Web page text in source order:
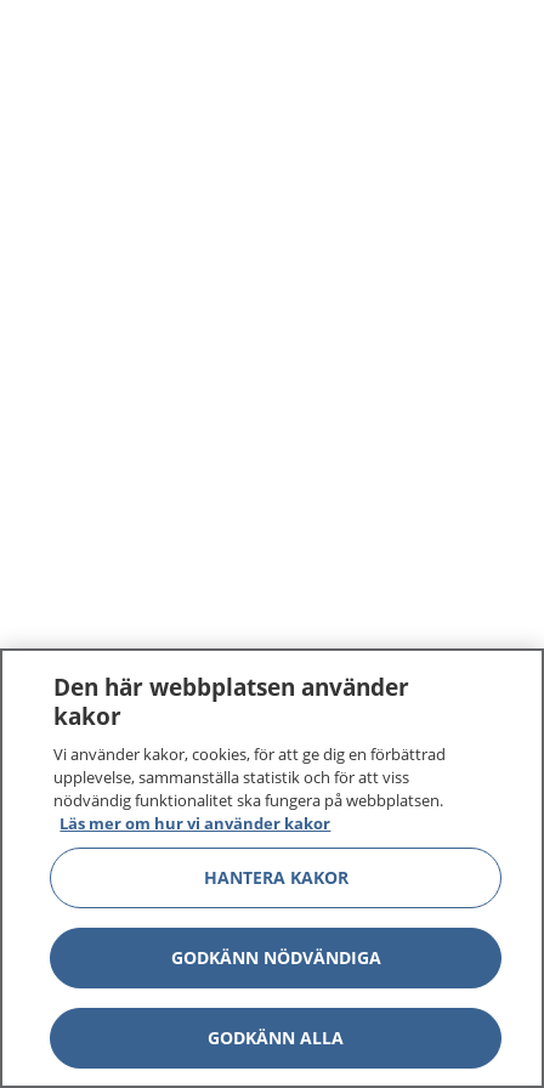
Den här webbplatsen använder
kakor
Vi använder kakor, cookies, för att ge dig en förbättrad
upplevelse, sammanställa statistik och för att viss
nödvändig funktionalitet ska fungera på webbplatsen.
Läs mer om hur vi använder kakor
HANTERA KAKOR
GODKÄNN NÖDVÄNDIGA
GODKÄNN ALLA